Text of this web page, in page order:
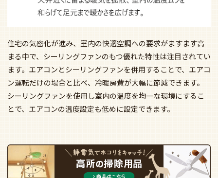
住宅の気密化が進み、室内の快適空調への要求がますます高
まる中で、シーリングファンのもつ優れた特性は注目されてい
ます。エアコンとシーリングファンを併用することで、エアコ
ン運転だけの場合と比べ、冷暖房費が大幅に節減できます。
シーリングファンを使用し室内の温度を均一な環境にするこ
とで、エアコンの温度設定も低めに設定できます。